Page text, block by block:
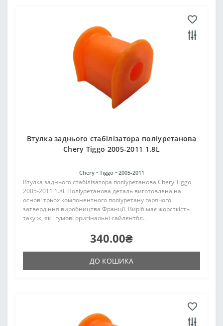
Втулка заднього стабілізатора поліуретанова
Chery Tiggo 2005-2011 1.8L
Chery • Tiggo • 2005-2011
Втулка заднього стабілізатора поліуретанова Chery Tiggo
2005-2011 1.8L Поліуретанова деталь виготовлена на
основі трьох компонентного поліуретану гарячого
затвердіння виробництва Франції. Виріб має жорсткість
таку ж, як і гумові оригінальні сайлентбл..
340.00₴
ДО КОШИКА